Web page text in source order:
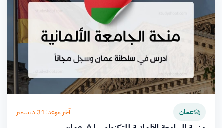
عمان آخر موعد: 31 ديسمبر